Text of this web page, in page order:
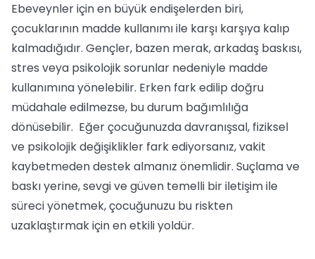
Ebeveynler için en büyük endişelerden biri,
çocuklarının madde kullanımı ile karşı karşıya kalıp
kalmadığıdır. Gençler, bazen merak, arkadaş baskısı,
stres veya psikolojik sorunlar nedeniyle madde
kullanımına yönelebilir. Erken fark edilip doğru
müdahale edilmezse, bu durum bağımlılığa
dönüsebilir. Eğer çocuğunuzda davranışsal, fiziksel
ve psikolojik değişiklikler fark ediyorsanız, vakit
kaybetmeden destek almanız önemlidir. Suçlama ve
baskı yerine, sevgi ve güven temelli bir iletişim ile
süreci yönetmek, çocuğunuzu bu riskten
uzaklaştırmak için en etkili yoldür.